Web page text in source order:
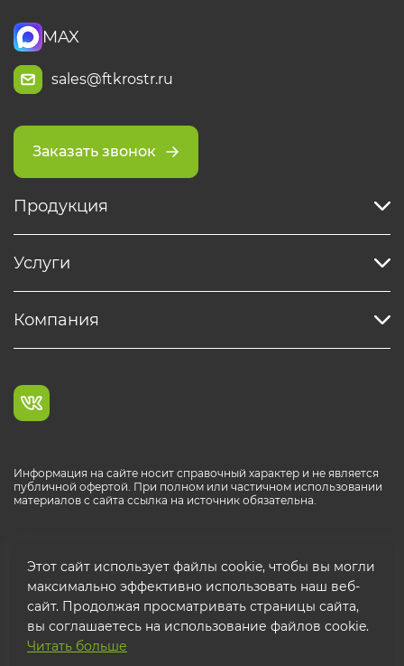
MAX
sales@ftkrostr.ru
Заказать звонок
Продукция
Услуги
Компания
Информация на сайте носит справочный характер и не является
публичной офертой. При полном или частичном использовании
материалов с сайта ссылка на источник обязательна.
© 2026 ООО "ФТК РОСТР"
Этот сайт использует файлы cookie, чтобы вы могли
максимально эффективно использовать наш веб-
сайт. Продолжая просматривать страницы сайта,
вы соглашаетесь на использование файлов cookie.
Читать больше